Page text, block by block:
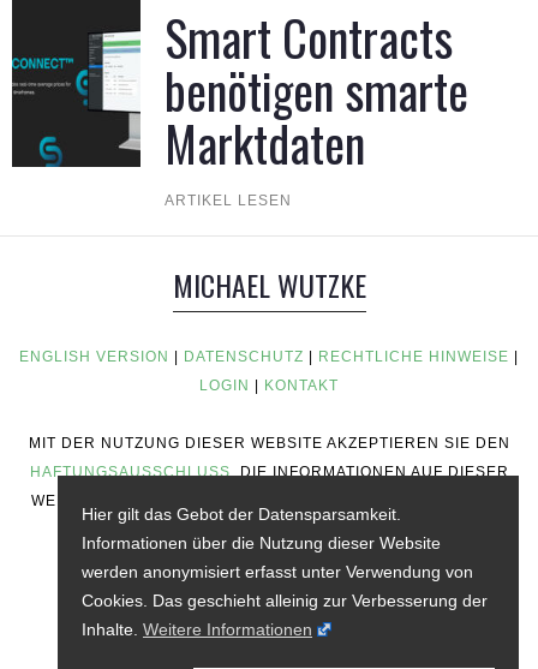
Smart Contracts
benötigen smarte
Marktdaten
ARTIKEL LESEN
MICHAEL WUTZKE
ENGLISH VERSION DATENSCHUTZ RECHTLICHE HINWEISE
LOGIN
KONTAKT
MIT DER NUTZUNG DIESER WEBSITE AKZEPTIEREN SIE DEN
HAFTUNGSAUSSCHLUSS. DIE INFORMATIONEN AUF DIESER
WEBSITE STELLEN KEINE RATSCHLÄGE ZUM INVESTIEREN,
Hier gilt das Gebot der Datensparsamkeit.
Informationen über die Nutzung dieser Website
werden anonymisiert erfasst unter Verwendung von
Cookies. Das geschieht alleinig zur Verbesserung der
Inhalte. Weitere Informationen